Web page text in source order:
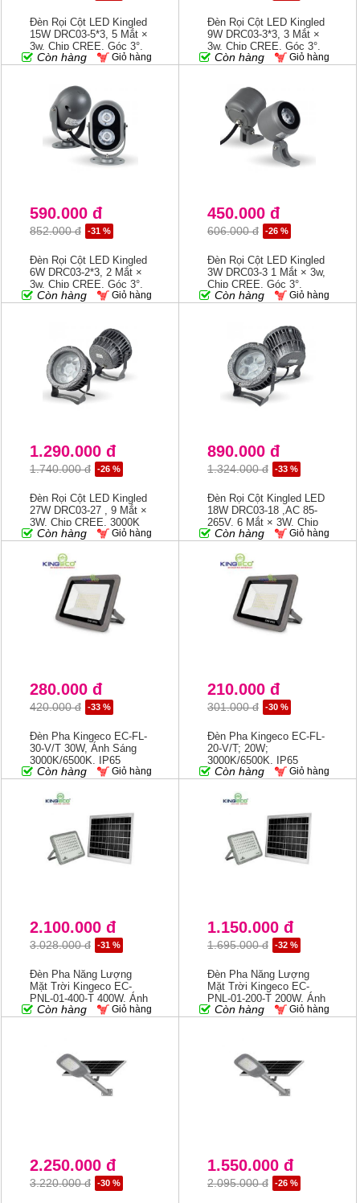
Đèn Rọi Cột LED Kingled
15W DRC03-5*3, 5 Mắt ×
3w, Chip CREE, Góc 3°,
3000K
Còn hàng Giỏ hàng
Đèn Rọi Cột LED Kingled
9W DRC03-3*3, 3 Mắt ×
3w, Chip CREE, Góc 3°,
3000K
Còn hàng Giỏ hàng
590.000 đ
852.000 đ -31 %
Đèn Rọi Cột LED Kingled
6W DRC03-2*3, 2 Mắt ×
3w, Chip CREE, Góc 3°,
3000K
Còn hàng Giỏ hàng
450.000 đ
606.000 đ -26 %
Đèn Rọi Cột LED Kingled
3W DRC03-3 1 Mắt × 3w,
Chip CREE, Góc 3°,
3000K
Còn hàng Giỏ hàng
1.290.000 đ
1.740.000 đ -26 %
Đèn Rọi Cột LED Kingled
27W DRC03-27 , 9 Mắt ×
3W, Chip CREE, 3000K
Còn hàng Giỏ hàng
890.000 đ
1.324.000 đ -33 %
Đèn Rọi Cột Kingled LED
18W DRC03-18 ,AC 85-
265V, 6 Mắt × 3W, Chip
CREE, 3000K
Còn hàng Giỏ hàng
280.000 đ
420.000 đ -33 %
Đèn Pha Kingeco EC-FL-
30-V/T 30W, Ánh Sáng
3000K/6500K, IP65
Còn hàng Giỏ hàng
210.000 đ
301.000 đ -30 %
Đèn Pha Kingeco EC-FL-
20-V/T; 20W;
3000K/6500K, IP65
Còn hàng Giỏ hàng
2.100.000 đ
3.028.000 đ -31 %
Đèn Pha Năng Lượng
Mặt Trời Kingeco EC-
PNL-01-400-T 400W, Ánh
Sáng 6500K
Còn hàng Giỏ hàng
1.150.000 đ
1.695.000 đ -32 %
Đèn Pha Năng Lượng
Mặt Trời Kingeco EC-
PNL-01-200-T 200W, Ánh
Sáng 6500K
Còn hàng Giỏ hàng
2.250.000 đ
3.220.000 đ -30 %
1.550.000 đ
2.095.000 đ -26 %